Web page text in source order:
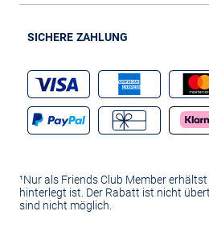
SICHERE ZAHLUNG
¹Nur als Friends Club Member
hinterlegt ist. Der Rabatt ist nicht
sind nicht möglich.